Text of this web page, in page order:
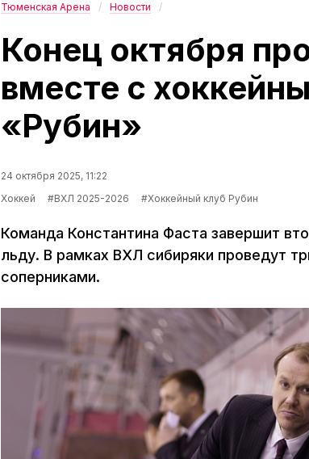
Тюменская Арена Новости
Конец октября
вместе с
«Рубин»
24 октября 2025, 11:22
Хоккей
#ВХЛ 2025-2026 #Хоккейный клуб Рубин
Команда Константина Фаста завершит
льду. В рамках ВХЛ сибиряки проведут
соперниками.